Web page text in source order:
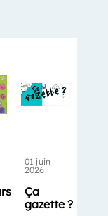
01 juin
2026
Ça
gazette ?